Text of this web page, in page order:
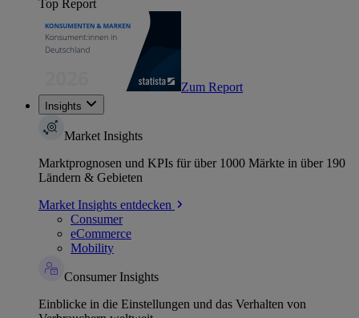
Top Report
Zum Report
Insights
Market Insights
Marktprognosen und KPIs für über 1000 Märkte in über 190
Ländern & Gebieten
Market Insights entdecken
Consumer
eCommerce
Mobility
Consumer Insights
Einblicke in die Einstellungen und das Verhalten von